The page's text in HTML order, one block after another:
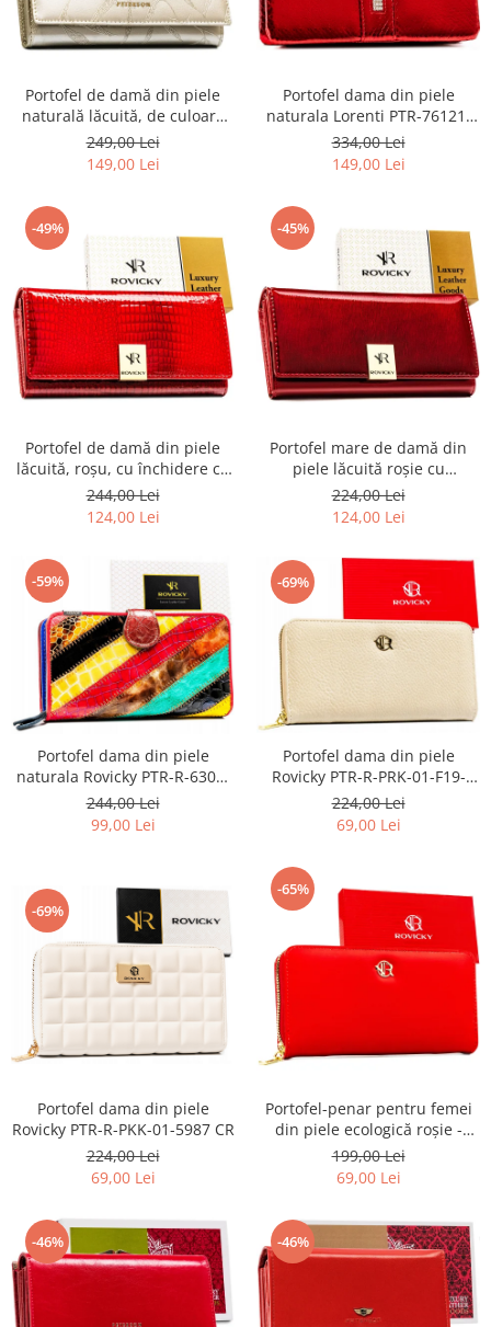
Portofel de damă din piele
naturală lăcuită, de culoare
bej, cu închidere cu capsă -
Peterson
249,00 Lei
149,00 Lei
Portofel dama din piele
naturala Lorenti PTR-76121-
MSD-9306 RE
334,00 Lei
149,00 Lei
-49%
Portofel de damă din piele
lăcuită, roșu, cu închidere cu
capsă - Rovicky PTR-RH-22-1-
RS RED
244,00 Lei
124,00 Lei
-45%
Portofel mare de damă din
piele lăcuită roșie cu
închidere cu capsă - Rovicky
224,00 Lei
124,00 Lei
-59%
Portofel dama din piele
naturala Rovicky PTR-R-6303-
PAT-6939 MULT
244,00 Lei
99,00 Lei
-69%
Portofel dama din piele
Rovicky PTR-R-PRK-01-F19-
2757 BE
224,00 Lei
69,00 Lei
-69%
Portofel dama din piele
Rovicky PTR-R-PKK-01-5987 CR
224,00 Lei
69,00 Lei
-65%
Portofel-penar pentru femei
din piele ecologică roșie -
Rovicky PTR-R-PRK-01-U8-
6338-RED
199,00 Lei
69,00 Lei
-46% -46%